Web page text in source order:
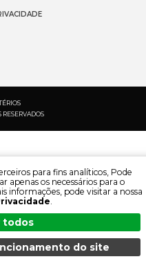
RESERVADOS
PRODUTOS PT
para fins analíticos, Pode
apenas os necessários para o
informações, pode visitar a nossa
.
todos
do site